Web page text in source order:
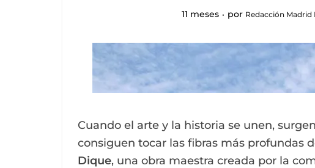
11 meses por Redacción Madrid
Cuando el arte y la historia se unen,
consiguen tocar las fibras más profundas
Dique, una obra maestra creada por la